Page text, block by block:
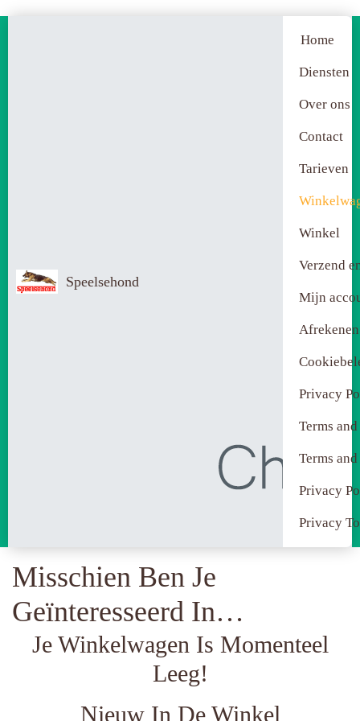
Speelsehond
Home
Diensten
Over ons
Contact
Tarieven
Winkel
Verzend
Mijn
Afrekenen
Privacy
Terms
Terms
Privacy
Privacy
Misschien Ben Je
Geïnteresseerd In…
Je Winkelwagen Is Momenteel
Leeg!
Nieuw In De Winkel